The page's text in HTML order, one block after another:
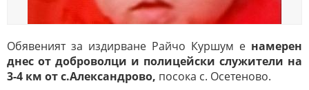
Обявеният за издирване Райчо Куршум е намерен
днес от доброволци и полицейски служители на
3-4 км от с.Александрово, посока с. Осетеново.